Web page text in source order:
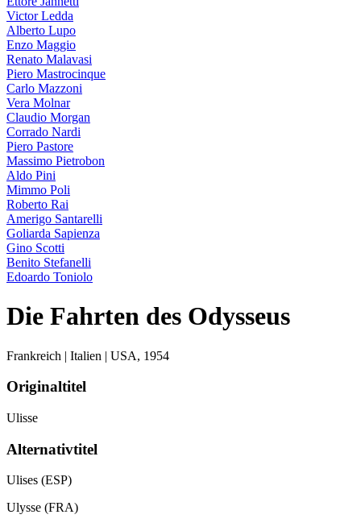
Victor Ledda
Alberto Lupo
Enzo Maggio
Renato Malavasi
Piero Mastrocinque
Carlo Mazzoni
Vera Molnar
Claudio Morgan
Corrado Nardi
Piero Pastore
Massimo Pietrobon
Aldo Pini
Mimmo Poli
Roberto Rai
Amerigo Santarelli
Goliarda Sapienza
Gino Scotti
Benito Stefanelli
Edoardo Toniolo
Die Fahrten des Odysseus
Frankreich | Italien | USA, 1954
Originaltitel
Ulisse
Alternativtitel
Ulises (ESP)
Ulysse (FRA)